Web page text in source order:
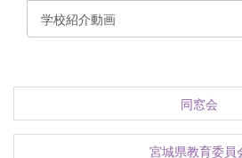
学校紹介動画
同窓会
宮城県教育委員